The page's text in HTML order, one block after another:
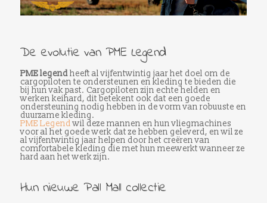
De evolutie van PME Legend
PME legendheeft al vijfentwintig jaar het doel om de
cargopiloten te ondersteunen en kleding te bieden die
bij hun vak past. Cargopiloten zijn echte helden en
werken keihard, dit betekent ook dat een goede
ondersteuning nodig hebben in de vorm van robuuste en
duurzame kleding.
PME Legendwil deze mannen en hun vliegmachines
voor al het goede werk dat ze hebben geleverd, en wil ze
al vijfentwintig jaar helpen door het creëren van
comfortabele kleding die met hun meewerkt wanneer ze
hard aan het werk zijn.
Hun nieuwe Pall Mall collectie